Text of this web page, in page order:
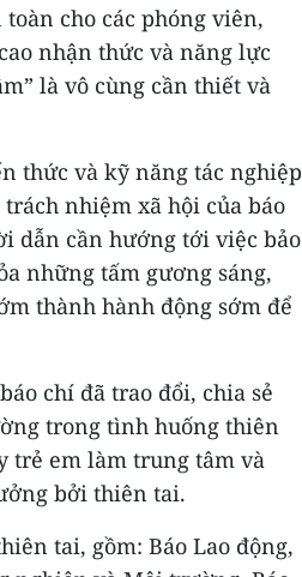
cho các phóng viên,
nhận thức và năng lực
là vô cùng cần thiết và
thức và kỹ năng tác nghiệp
nhiệm xã hội của báo
dẫn cần hướng tới việc bảo
những tấm gương sáng,
thành hành động sớm để
chí đã trao đổi, chia sẻ
trong tình huống thiên
trẻ em làm trung tâm và
bởi thiên tai.
tai, gồm: Báo Lao động,